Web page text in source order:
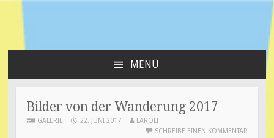
warmwandern.de
Schwule und Lesben gehen wandern!
MENÜ
SPRINGEN
Bilder von der Wanderung 2017
GALERIE 22. JUNI 2017
LAROLI
SCHREIBE EINEN KOMMENTAR